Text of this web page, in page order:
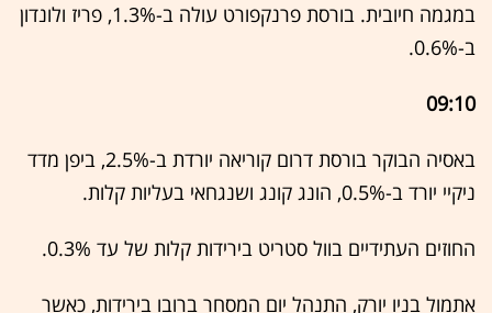
במגמה חיובית. בורסת פרנקפורט עולה ב-1.3%, פריז ולונדון
ב-0.6%.
09:10
באסיה הבוקר בורסת דרום קוריאה יורדת ב-2.5%, ביפן מדד
ניקיי יורד ב-0.5%, הונג קונג ושנגחאי בעליות קלות.
החוזים העתידיים בוול סטריט בירידות קלות של עד 0.3%.
אתמול בניו יורק, התנהל יום המסחר ברובו בירידות, כאשר